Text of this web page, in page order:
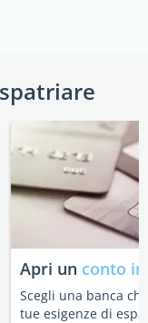
Apri un conto
Scegli una banca
tue esigenze di